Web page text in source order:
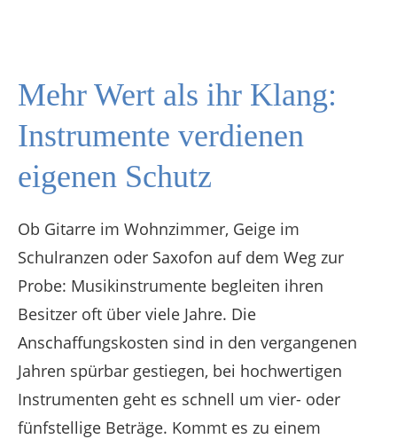
Mehr Wert als ihr Klang:
Instrumente verdienen
eigenen Schutz
Ob Gitarre im Wohnzimmer, Geige im
Schulranzen oder Saxofon auf dem Weg zur
Probe: Musikinstrumente begleiten ihren
Besitzer oft über viele Jahre. Die
Anschaffungskosten sind in den vergangenen
Jahren spürbar gestiegen, bei hochwertigen
Instrumenten geht es schnell um vier- oder
fünfstellige Beträge. Kommt es zu einem